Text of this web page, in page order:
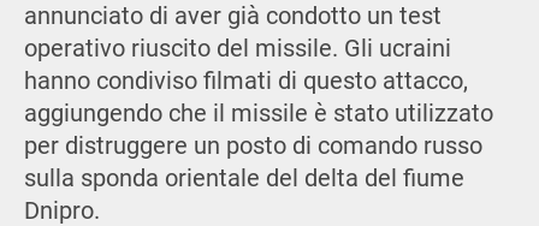
annunciato di aver già condotto un test
operativo riuscito del missile. Gli ucraini
hanno condiviso filmati di questo attacco,
aggiungendo che il missile è stato utilizzato
per distruggere un posto di comando russo
sulla sponda orientale del delta del fiume
Dnipro.